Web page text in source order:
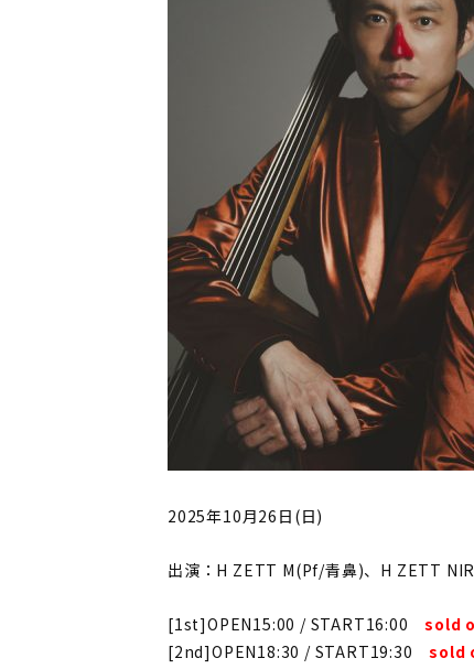
2025年10月26日(日)
出演：H ZETT M(Pf/青鼻)、H ZETT
[1st]OPEN15:00 / START16:00sold
[2nd]OPEN18:30 / START19:30sold